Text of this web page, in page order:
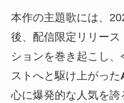
本作の主題歌には、
後、配信限定リリー
ションを巻き起こし
ストへと駆け上がった
心に爆発的な人気を